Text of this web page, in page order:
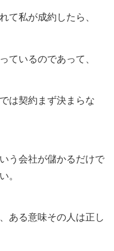
て私が成約したら、
ているのであって、
は契約まず決まらな
う会社が儲かるだけで
。
ある意味その人は正し